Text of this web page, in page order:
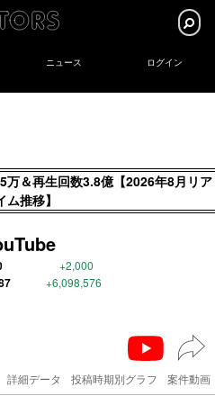
ニュース ログイン
＆再生回数3.8億【2026年8月リア
ム推移】
+2,000
+6,098,576
詳細データ 投稿時期別グラフ 案件動画